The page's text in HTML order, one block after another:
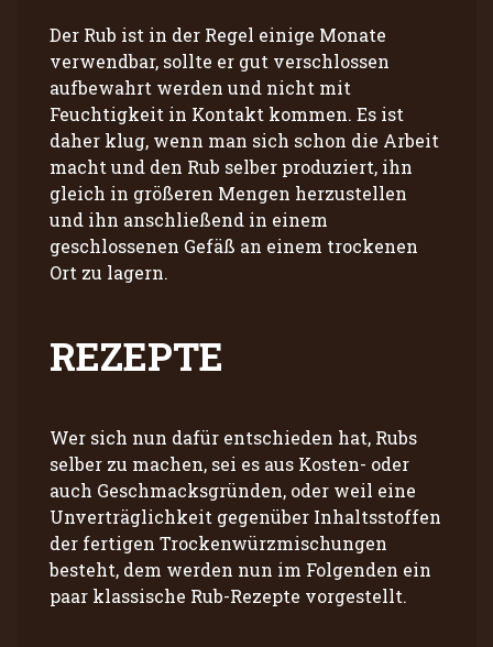
Der Rub ist in der Regel einige Monate
verwendbar, sollte er gut verschlossen
aufbewahrt werden und nicht mit
Feuchtigkeit in Kontakt kommen. Es ist
daher klug, wenn man sich schon die Arbeit
macht und den Rub selber produziert, ihn
gleich in größeren Mengen herzustellen
und ihn anschließend in einem
geschlossenen Gefäß an einem trockenen
Ort zu lagern.
REZEPTE
Wer sich nun dafür entschieden hat, Rubs
selber zu machen, sei es aus Kosten- oder
auch Geschmacksgründen, oder weil eine
Unverträglichkeit gegenüber Inhaltsstoffen
der fertigen Trockenwürzmischungen
besteht, dem werden nun im Folgenden ein
paar klassische Rub-Rezepte vorgestellt.